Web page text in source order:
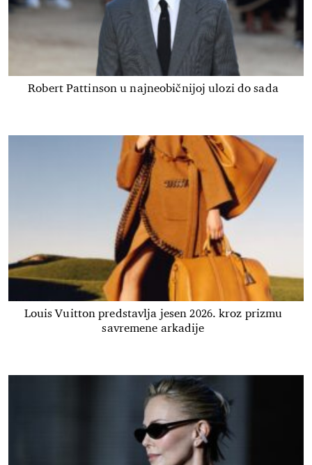
Robert Pattinson u najneobičnijoj ulozi do sada
Louis Vuitton predstavlja jesen 2026. kroz prizmu
savremene arkadije